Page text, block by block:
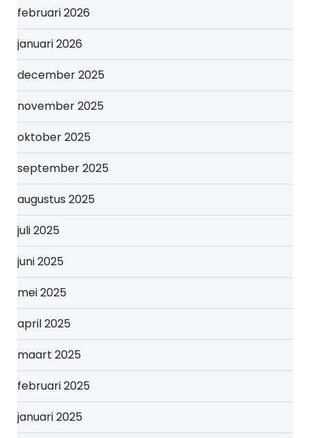
februari 2026
januari 2026
december 2025
november 2025
oktober 2025
september 2025
augustus 2025
juli 2025
juni 2025
mei 2025
april 2025
maart 2025
februari 2025
januari 2025